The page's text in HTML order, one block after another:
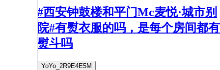
#西安钟鼓楼和平门Mc麦悦·城市别
院#有熨衣服的吗，是每个房间都有
熨斗吗
YoYo_2R9E4E5M